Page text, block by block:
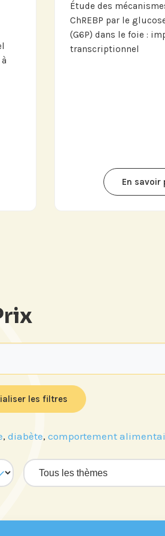
Étude des
ChREBP par le
(G6P) dans le foie :
transcriptionnel
En savoir
les filtres
, diabète, comportement